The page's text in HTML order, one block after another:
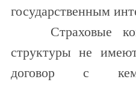
государственным
Страховые
структуры не
договор с кем-